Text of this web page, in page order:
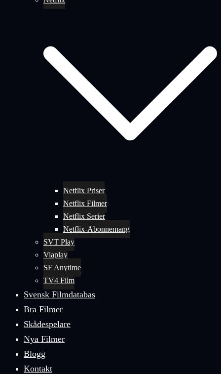
Netflix Priser
Netflix Filmer
Netflix Serier
Netflix-Abonnemang
SVT Play
Viaplay
SF Anytime
TV4 Film
Svensk Filmdatabas
Bra Filmer
Skådespelare
Nya Filmer
Blogg
Kontakt